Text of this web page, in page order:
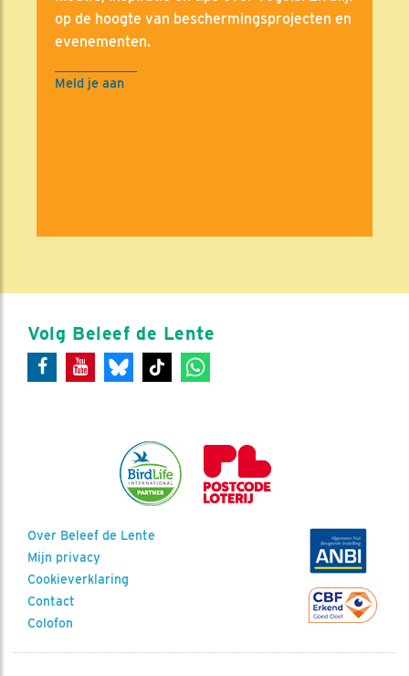
op de hoogte van beschermingsprojecten en
evenementen.
Meld je aan
Volg Beleef de Lente
Over Beleef de Lente
Mijn privacy
Cookieverklaring
Contact
Colofon